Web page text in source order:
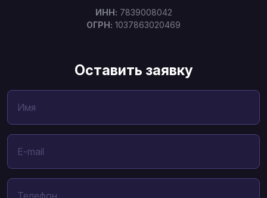
ИНН: 7839008042
ОГРН: 1037863020469
Оставить заявку